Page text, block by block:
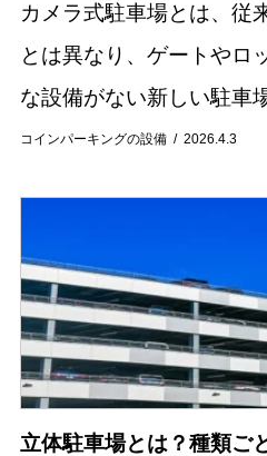
コインパーキングの設備 2026.4.3
カメラ式駐車場とは、従
とは異なり、ゲートやロ
な設備がない新しい駐車
に設置されたカメラが車
立体駐車場とは？種類ご